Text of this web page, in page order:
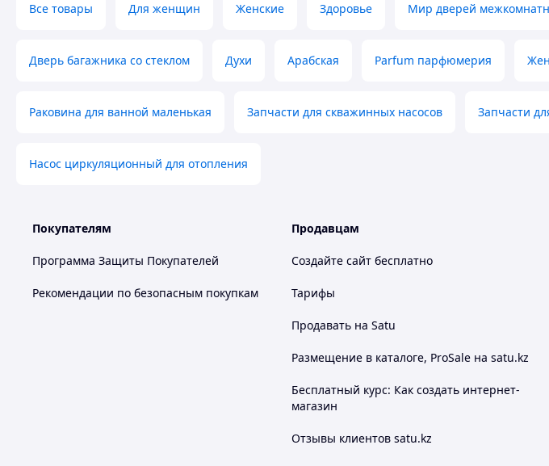
Все товары Для женщин Женские Здоровье Мир дверей
Дверь багажника со стеклом Духи Арабская Parfum парфюмерия
Раковина для ванной маленькая Запчасти для скважинных насосов Запчасти
Насос циркуляционный для отопления
Покупателям
Программа Защиты Покупателей
Рекомендации по безопасным покупкам
Продавцам
Создайте сайт бесплатно
Тарифы
Продавать на Satu
Размещение в каталоге, ProSale на satu.kz
Бесплатный курс: Как создать интернет-
магазин
Отзывы клиентов satu.kz